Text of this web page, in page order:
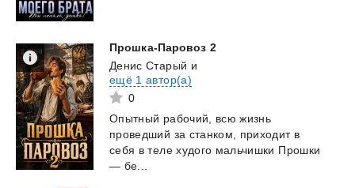
Прошка-Паровоз 2
Денис Старый и
ещё 1 автор(а)
0
Опытный рабочий, всю жизнь
проведший за станком, приходит в
себя в теле худого мальчишки Прошки
— бе...